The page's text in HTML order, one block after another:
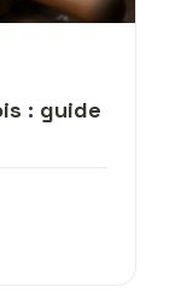
: guide